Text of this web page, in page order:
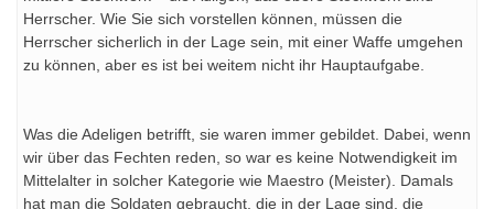
Herrscher. Wie Sie sich vorstellen können, müssen die
Herrscher sicherlich in der Lage sein, mit einer Waffe umgehen
zu können, aber es ist bei weitem nicht ihr Hauptaufgabe.
Was die Adeligen betrifft, sie waren immer gebildet. Dabei, wenn
wir über das Fechten reden, so war es keine Notwendigkeit im
Mittelalter in solcher Kategorie wie Maestro (Meister). Damals
hat man die Soldaten gebraucht, die in der Lage sind, die